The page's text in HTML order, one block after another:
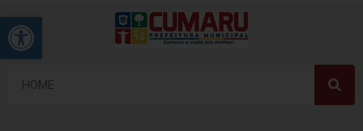
Barra de Ferramentas Aberta